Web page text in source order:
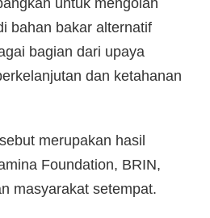
untuk mengolah
bahan bakar alternatif
bagian dari upaya
dan ketahanan
merupakan hasil
Foundation, BRIN,
masyarakat setempat.